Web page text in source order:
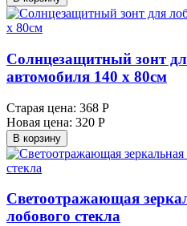
Солнцезащитный зонт
автомобиля 140 х 80см
Старая цена: 368 Р
Новая цена: 320 Р
В корзину
Светоотражающая
лобового стекла